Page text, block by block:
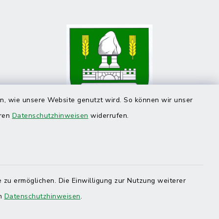
wie unsere Website genutzt wird. So können wir unser
Datenschutzhinweisen widerrufen.
ermöglichen. Die Einwilligung zur Nutzung weiterer
Datenschutzhinweisen.